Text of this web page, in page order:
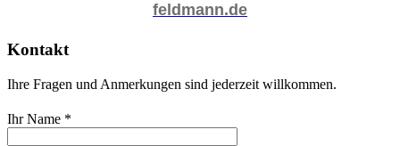
feldmann.de
Kontakt
Ihre Fragen und Anmerkungen sind jederzeit willkommen.
Ihr Name *